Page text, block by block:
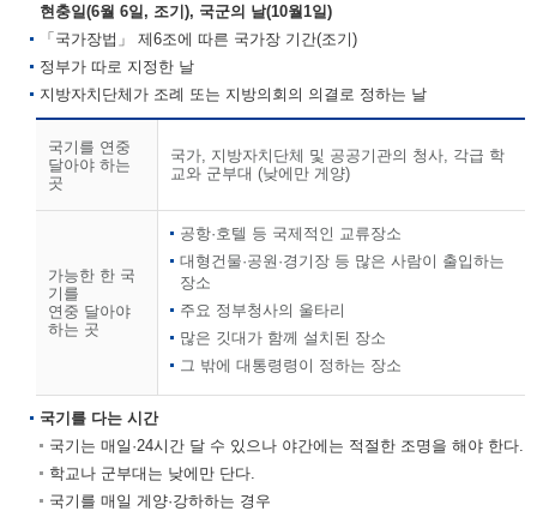
현충일(6월 6일, 조기), 국군의 날(10월1일)
「국가장법」 제6조에 따른 국가장 기간(조기)
정부가 따로 지정한 날
지방자치단체가 조례 또는 지방의회의 의결로 정하는 날
국기를 연중
달아야 하는
곳
국가, 지방자치단체 및 공공기관의 청사, 각급 학
교와 군부대 (낮에만 게양)
가능한 한 국
기를
연중 달아야
하는 곳
공항·호텔 등 국제적인 교류장소
대형건물·공원·경기장 등 많은 사람이 출입하는
장소
주요 정부청사의 울타리
많은 깃대가 함께 설치된 장소
그 밖에 대통령령이 정하는 장소
국기를 다는 시간
국기는 매일·24시간 달 수 있으나 야간에는 적절한 조명을 해야 한다.
학교나 군부대는 낮에만 단다.
국기를 매일 게양·강하하는 경우